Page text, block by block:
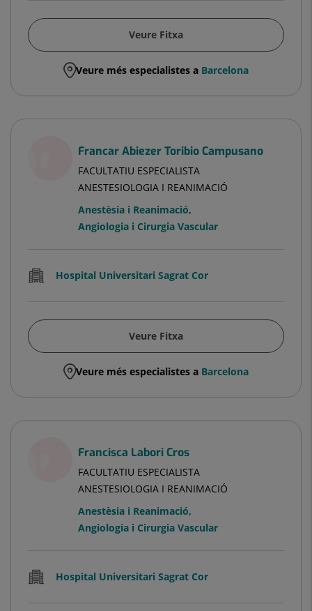
Veure Fitxa
Veure més especialistes a Barcelona
Francar Abiezer Toribio Campusano
FACULTATIU ESPECIALISTA
ANESTESIOLOGIA I REANIMACIÓ
Anestèsia i Reanimació,
Angiologia i Cirurgia Vascular
Hospital Universitari Sagrat Cor
Veure Fitxa
Veure més especialistes a Barcelona
Francisca Labori Cros
FACULTATIU ESPECIALISTA
ANESTESIOLOGIA I REANIMACIÓ
Anestèsia i Reanimació,
Angiologia i Cirurgia Vascular
Hospital Universitari Sagrat Cor